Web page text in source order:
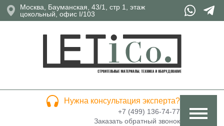
Москва, Бауманская, 43/1, стр 1, этаж
цокольный, офис I/103
Нужна консультация эксперта?
+7 (499) 136-74-77
Заказать обратный звонок